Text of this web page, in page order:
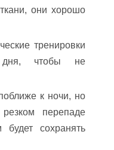
они хорошо
тренировки
чтобы не
к ночи, но
перепаде
сохранять